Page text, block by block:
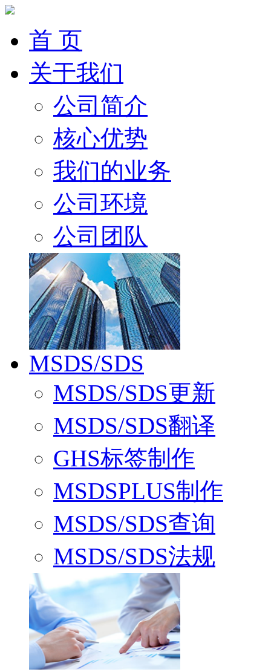
首 页
关于我们
公司简介
核心优势
我们的业务
公司环境
公司团队
MSDS/SDS
MSDS/SDS更新
MSDS/SDS翻译
GHS标签制作
MSDSPLUS制作
MSDS/SDS查询
MSDS/SDS法规